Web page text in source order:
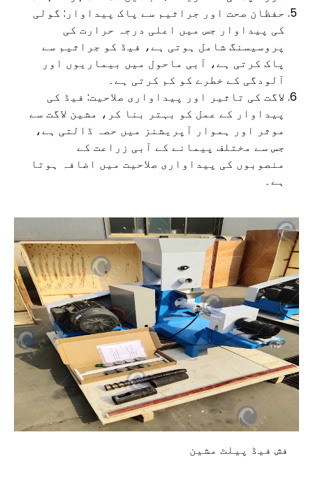
حفظان صحت اور جراثیم سے پاک پیداوار: گولی
کی پیداوار جس میں اعلی درجہ حرارت کی
پروسیسنگ شامل ہوتی ہے، فیڈ کو جراثیم سے
پاک کرتی ہے، آبی ماحول میں بیماریوں اور
آلودگی کے خطرے کو کم کرتی ہے۔
لاگت کی تاثیر اور پیداواری صلاحیت: فیڈ کی
پیداوار کے عمل کو بہتر بنا کر، مشین لاگت سے
موثر اور ہموار آپریشنز میں حصہ ڈالتی ہے،
جس سے مختلف پیمانے کے آبی زراعت کے
منصوبوں کی پیداواری صلاحیت میں اضافہ ہوتا
ہے۔
فش فیڈ پیلٹ مشین